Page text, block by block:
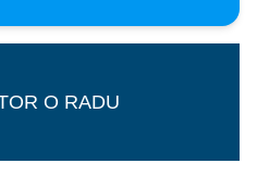
O RADU